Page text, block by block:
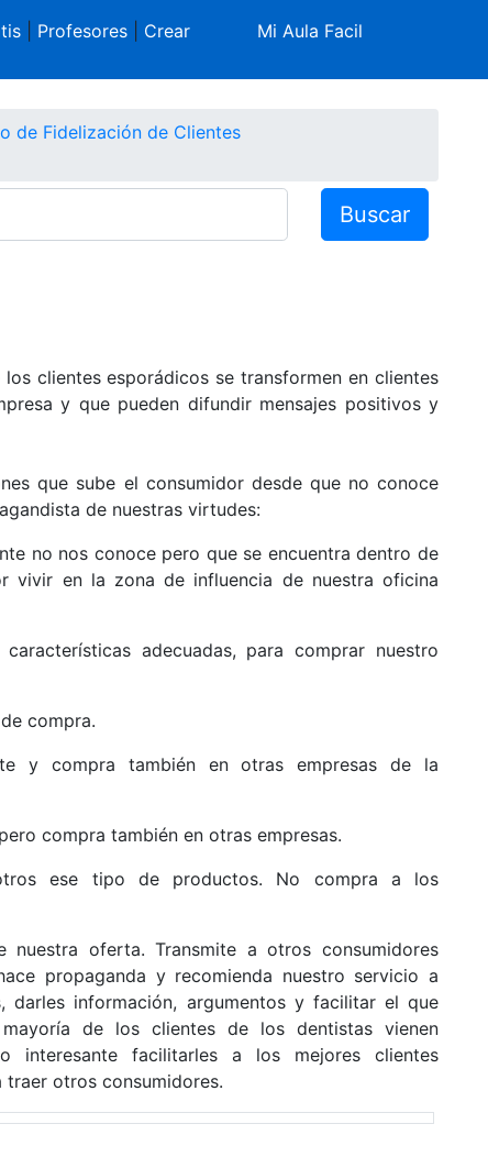
| Profesores| Crear
Mi Aula Facil
de Fidelización de Clientes
Buscar
clientes esporádicos se transformen en clientes
y que pueden difundir mensajes positivos y
que sube el consumidor desde que no conoce
de nuestras virtudes:
no nos conoce pero que se encuentra dentro de
vivir en la zona de influencia de nuestra oficina
adecuadas, para comprar nuestro
compra.
y compra también en otras empresas de la
compra también en otras empresas.
ese tipo de productos. No compra a los
nuestra oferta. Transmite a otros consumidores
propaganda y recomienda nuestro servicio a
darles información, argumentos y facilitar el que
de los clientes de los dentistas vienen
interesante facilitarles a los mejores clientes
otros consumidores.